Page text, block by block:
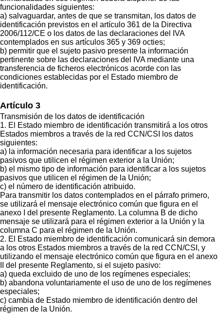
funcionalidades siguientes:
a) salvaguardar, antes de que se transmitan, los datos de
identificación previstos en el artículo 361 de la Directiva
2006/112/CE o los datos de las declaraciones del IVA
contemplados en sus artículos 365 y 369 octies;
b) permitir que el sujeto pasivo presente la información
pertinente sobre las declaraciones del IVA mediante una
transferencia de ficheros electrónicos acorde con las
condiciones establecidas por el Estado miembro de
identificación.
Artículo 3
Transmisión de los datos de identificación
1. El Estado miembro de identificación transmitirá a los otros
Estados miembros a través de la red CCN/CSI los datos
siguientes:
a) la información necesaria para identificar a los sujetos
pasivos que utilicen el régimen exterior a la Unión;
b) el mismo tipo de información para identificar a los sujetos
pasivos que utilicen el régimen de la Unión;
c) el número de identificación atribuido.
Para transmitir los datos contemplados en el párrafo primero,
se utilizará el mensaje electrónico común que figura en el
anexo I del presente Reglamento. La columna B de dicho
mensaje se utilizará para el régimen exterior a la Unión y la
columna C para el régimen de la Unión.
2. El Estado miembro de identificación comunicará sin demora
a los otros Estados miembros a través de la red CCN/CSI, y
utilizando el mensaje electrónico común que figura en el anexo
II del presente Reglamento, si el sujeto pasivo:
a) queda excluido de uno de los regímenes especiales;
b) abandona voluntariamente el uso de uno de los regímenes
especiales;
c) cambia de Estado miembro de identificación dentro del
régimen de la Unión.